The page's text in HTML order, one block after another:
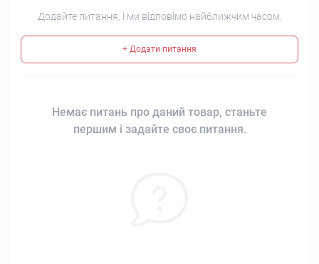
Додайте питання, і ми відповімо найближчим часом.
+ Додати питання
Немає питань про даний товар, станьте
першим і задайте своє питання.